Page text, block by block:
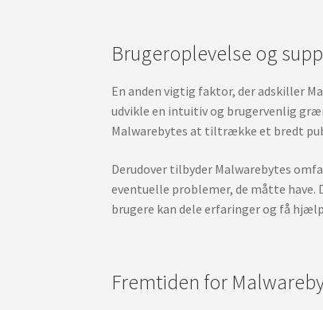
Brugeroplevelse og
En anden vigtig faktor, der adskiller
udvikle en intuitiv og brugervenlig
Malwarebytes at tiltrække et bredt
Derudover tilbyder Malwarebytes
eventuelle problemer, de måtte
brugere kan dele erfaringer og få
Fremtiden for